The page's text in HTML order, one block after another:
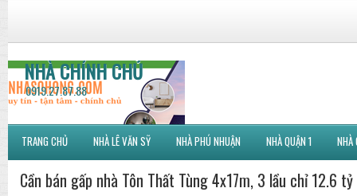
NHÀ CHÍNH CHỦ
0919.27.87.88
TRANG CHỦ NHÀ LÊ VĂN SỸ NHÀ PHÚ NHUẬN NHÀ QUẬN 1 NHÀ
Cần bán gấp nhà Tôn Thất Tùng 4x17m, 3 lầu chỉ 12.6 tỷ